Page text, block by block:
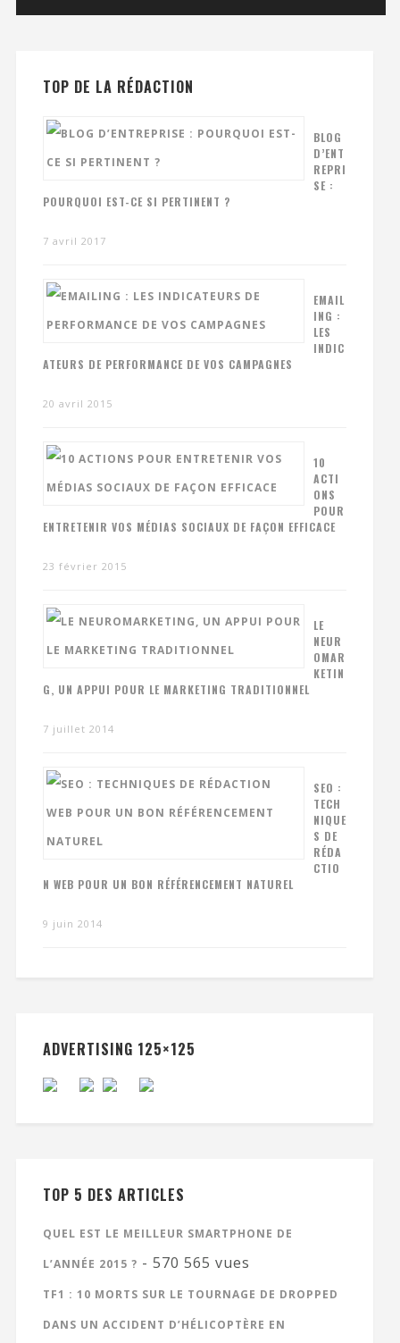
TOP DE LA RÉDACTION
BLOG
D’ENT
REPRI
SE :
POURQUOI EST-CE SI PERTINENT ?
7 avril 2017
EMAIL
ING :
LES
INDIC
ATEURS DE PERFORMANCE DE VOS CAMPAGNES
20 avril 2015
10
ACTI
ONS
POUR
ENTRETENIR VOS MÉDIAS SOCIAUX DE FAÇON EFFICACE
23 février 2015
LE
NEUR
OMAR
KETIN
G, UN APPUI POUR LE MARKETING TRADITIONNEL
7 juillet 2014
SEO :
TECH
NIQUE
S DE
RÉDA
CTIO
N WEB POUR UN BON RÉFÉRENCEMENT NATUREL
9 juin 2014
ADVERTISING 125×125
TOP 5 DES ARTICLES
QUEL EST LE MEILLEUR SMARTPHONE DE
L’ANNÉE 2015 ? - 570 565 vues
TF1 : 10 MORTS SUR LE TOURNAGE DE DROPPED
DANS UN ACCIDENT D’HÉLICOPTÈRE EN